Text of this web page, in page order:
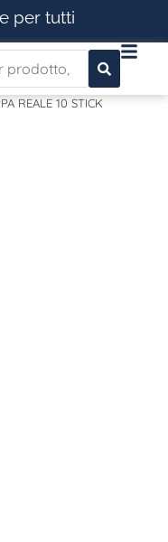
per tutti
REALE 10 STICK